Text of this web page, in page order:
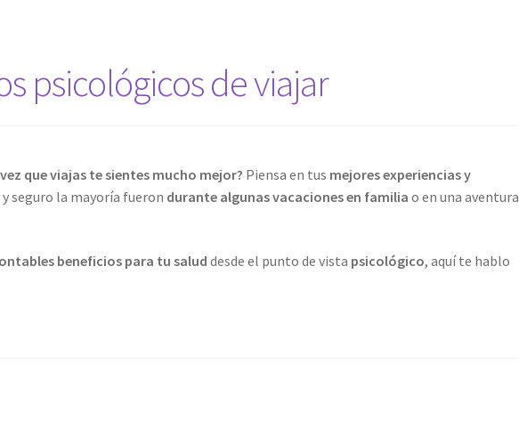
psicológicos de viajar
que viajas te sientes mucho mejor? Piensa en tus mejores experiencias y
y seguro la mayoría fueron durante algunas vacaciones en familia o en una aventura
beneficios para tu salud desde el punto de vista psicológico, aquí te hablo